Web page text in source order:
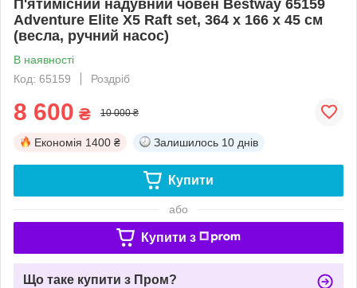
П'ятимісний надувний човен Bestway 65159
Adventure Elite X5 Raft set, 364 х 166 х 45 см
(весла, ручний насос)
В наявності
Код: 65159
Роздріб
8 600 ₴ 10 000 ₴
Економія 1400 ₴ Залишилось 10 днів
Купити
або
Купити з
Що таке купити з Пром?